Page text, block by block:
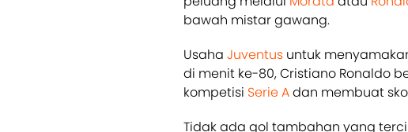
bawah mistar gawang.
Usaha Juventus untuk
di menit ke-80, Cristiano Ronaldo
kompetisi Serie Adan membuat
Tidak ada gol tambahan yang